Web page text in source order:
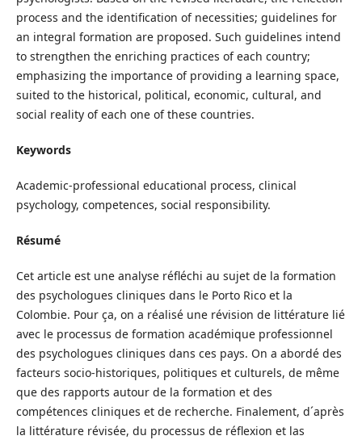
process and the identification of necessities; guidelines for
an integral formation are proposed. Such guidelines intend
to strengthen the enriching practices of each country;
emphasizing the importance of providing a learning space,
suited to the historical, political, economic, cultural, and
social reality of each one of these countries.
Keywords
Academic-professional educational process, clinical
psychology, competences, social responsibility.
Résumé
Cet article est une analyse réfléchi au sujet de la formation
des psychologues cliniques dans le Porto Rico et la
Colombie. Pour ça, on a réalisé une révision de littérature lié
avec le processus de formation académique professionnel
des psychologues cliniques dans ces pays. On a abordé des
facteurs socio-historiques, politiques et culturels, de même
que des rapports autour de la formation et des
compétences cliniques et de recherche. Finalement, d´après
la littérature révisée, du processus de réflexion et las